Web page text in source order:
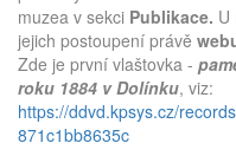
muzea v sekci Publikace. U
jejich postoupení právě
Zde je první vlaštovka -
roku 1884 v Dolínku, viz:
https://ddvd.kpsys.cz/
871c1bb8635c